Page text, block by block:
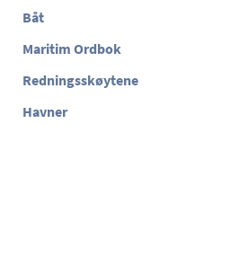
Båt
Maritim Ordbok
Redningsskøytene
Havner